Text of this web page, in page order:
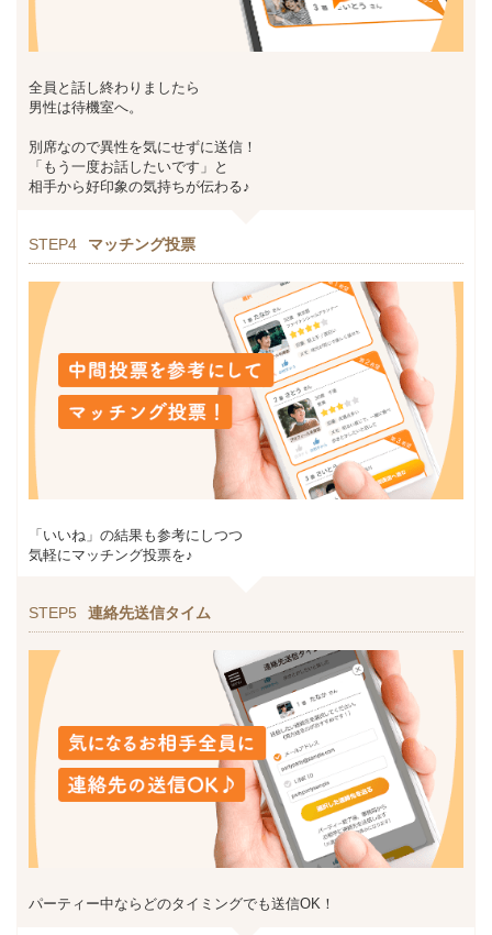
全員と話し終わりましたら
男性は待機室へ。
別席なので異性を気にせずに送信！
「もう一度お話したいです」と
相手から好印象の気持ちが伝わる♪
STEP4 マッチング投票
「いいね」の結果も参考にしつつ
気軽にマッチング投票を♪
STEP5 連絡先送信タイム
パーティー中ならどのタイミングでも送信OK！